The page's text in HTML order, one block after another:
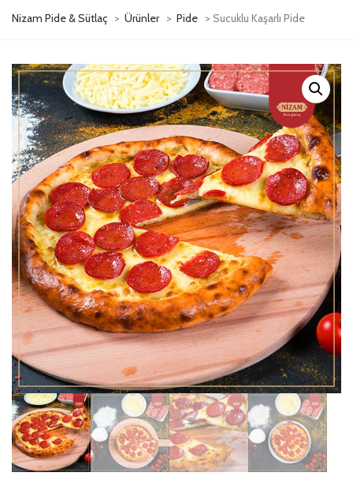
Nizam Pide & Sütlaç > Ürünler > Pide > Sucuklu Kaşarlı Pide